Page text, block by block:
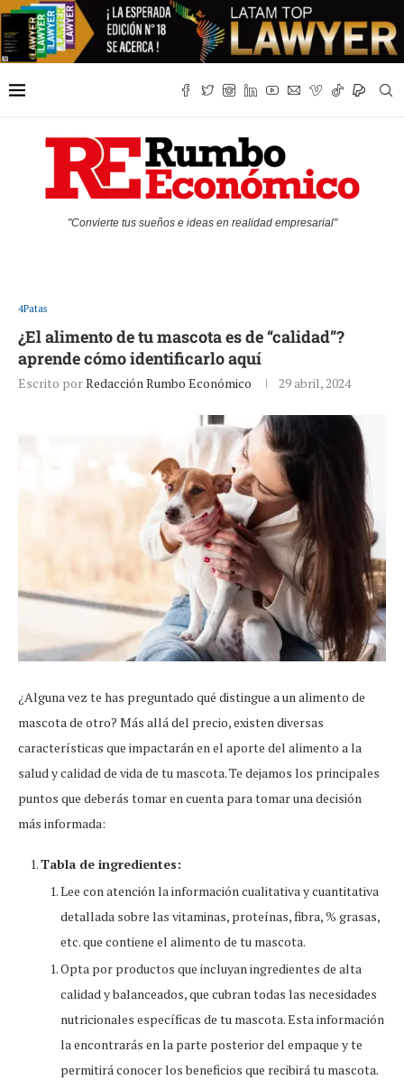
"Convierte tus sueños e ideas en realidad empresarial"
4Patas
¿El alimento de tu mascota es de “calidad”?
aprende cómo identificarlo aquí
Escrito porRedacción Rumbo Económico 29 abril, 2024
¿Alguna vez te has preguntado qué distingue a un alimento de
mascota de otro? Más allá del precio, existen diversas
características que impactarán en el aporte del alimento a la
salud y calidad de vida de tu mascota. Te dejamos los principales
puntos que deberás tomar en cuenta para tomar una decisión
más informada:
Tabla de ingredientes:
Lee con atención la información cualitativa y cuantitativa
detallada sobre las vitaminas, proteínas, fibra, % grasas,
etc. que contiene el alimento de tu mascota.
Opta por productos que incluyan ingredientes de alta
calidad y balanceados, que cubran todas las necesidades
nutricionales específicas de tu mascota. Esta información
la encontrarás en la parte posterior del empaque y te
permitirá conocer los beneficios que recibirá tu mascota.